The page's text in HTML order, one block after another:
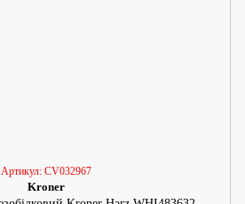
Артикул: CV032967
Kroner